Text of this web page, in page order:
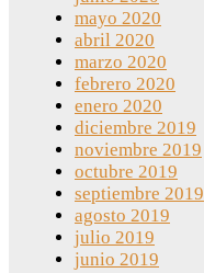
mayo 2020
abril 2020
marzo 2020
febrero 2020
enero 2020
diciembre 2019
noviembre 2019
octubre 2019
septiembre 2019
agosto 2019
julio 2019
junio 2019